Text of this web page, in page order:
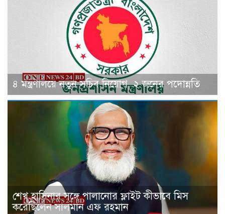
৪ মন্ত্রণালয়ে নতুন সচিব নিয়োগ, ২ জনের পদোন্নতি
শেখ হাসিনার সঙ্গে পালানোর ফ্লাইট কীভাবে মিস
করেছিলেন সালমান এফ রহমান